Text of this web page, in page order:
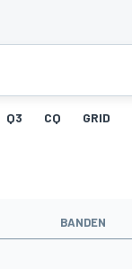
Q3 CQ GRID
BANDEN